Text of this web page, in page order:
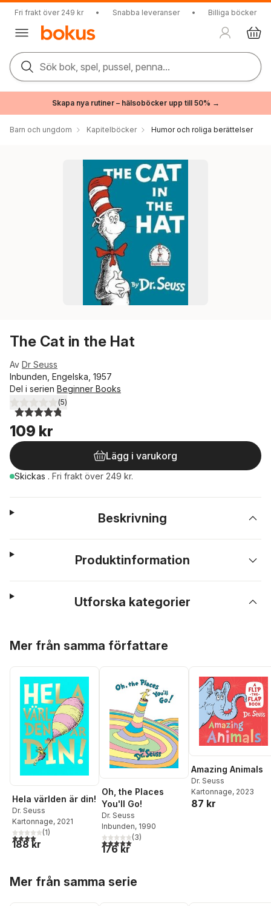
Fri frakt över 249 kr • Snabba leveranser • Billiga böcker
Sök bok, spel, pussel, penna...
Skapa nya rutiner – hälsoböcker upp till 50% →
Barn och ungdom Kapitelböcker Humor och roliga berättelser
The Cat in the Hat
Av Dr Seuss
Inbunden, Engelska, 1957
Del i serien Beginner Books
4,8utav 5 stjärnor. Totalt antal röster:
(5)
109 kr
Lägg i varukorg
Skickas . Fri frakt över 249 kr.
Beskrivning
Produktinformation
Utforska kategorier
Mer från samma författare
Hela världen är din!
Dr. Seuss
Kartonnage, 2021
4,0utav 5 stjärnor. Totalt antal röster:
(1)
188 kr
Oh, the Places
You'll Go!
Dr. Seuss
Inbunden, 1990
5,0utav 5 stjärnor. Totalt antal röster:
(3)
176 kr
Amazing Animals
Dr. Seuss
Kartonnage, 2023
87 kr
Mer från samma serie